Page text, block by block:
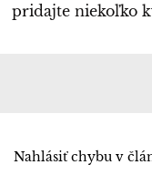
pridajte niekoľko
Nahlásiť chybu v